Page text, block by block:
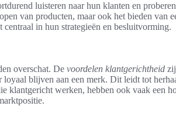
luisteren naar hun klanten en
van producten, maar ook het bieden van
in hun strategieën en besluitvorming.
overschat. De voordelen klantgerichtheid
loyaal blijven aan een merk. Dit leidt tot
klantgericht werken, hebben ook vaak een